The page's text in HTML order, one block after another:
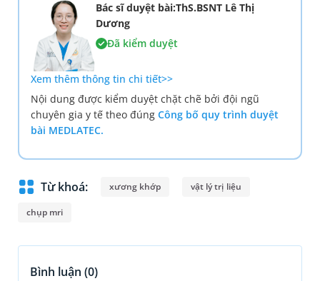
Bác sĩ duyệt bài:ThS.BSNT Lê Thị
Dương
Đã kiểm duyệt
Xem thêm thông tin chi tiết>>
Nội dung được kiểm duyệt chặt chẽ bởi đội ngũ
chuyên gia y tế theo đúng Công bố quy trình duyệt
bài MEDLATEC.
Từ khoá: xương khớp vật lý trị liệu
chụp mri
Bình luận (0)